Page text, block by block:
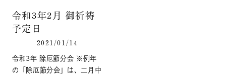
令和3年2月 御祈祷
予定日
2021/01/14
令和3年 除厄節分会 ※例年
の「除厄節分会」は、二月中